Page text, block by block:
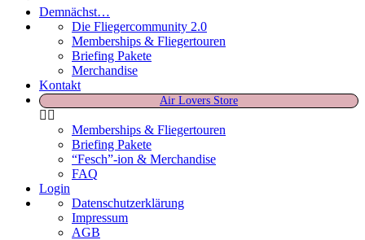
Demnächst…
Die Fliegercommunity 2.0
Memberships & Fliegertouren
Briefing Pakete
Merchandise
Kontakt
Air Lovers Store
Memberships & Fliegertouren
Briefing Pakete
“Fesch”-ion & Merchandise
FAQ
Login
Datenschutzerklärung
Impressum
AGB